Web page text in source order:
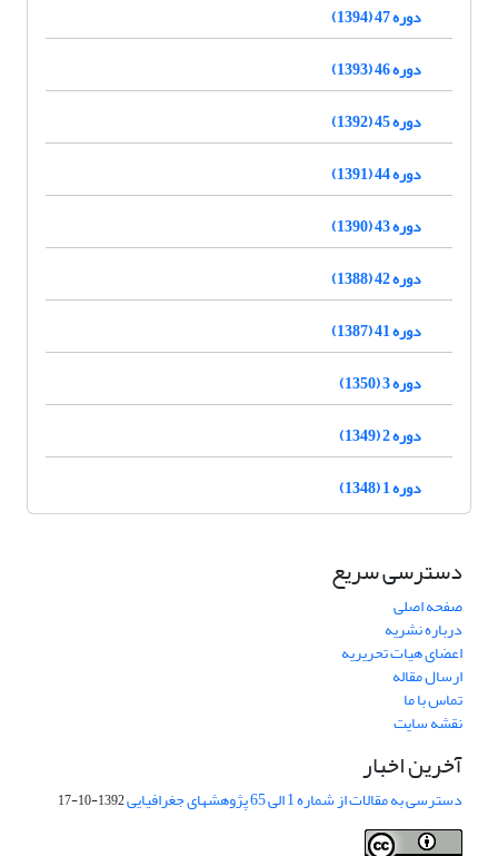
دوره 47 (1394)
دوره 46 (1393)
دوره 45 (1392)
دوره 44 (1391)
دوره 43 (1390)
دوره 42 (1388)
دوره 41 (1387)
دوره 3 (1350)
دوره 2 (1349)
دوره 1 (1348)
دسترسی سریع
صفحه اصلی
درباره نشریه
اعضای هیات تحریریه
ارسال مقاله
تماس با ما
نقشه سایت
آخرین اخبار
دسترسی به مقالات از شماره 1 الی 65 پژوهشهای جغرافیایی 1392-10-17